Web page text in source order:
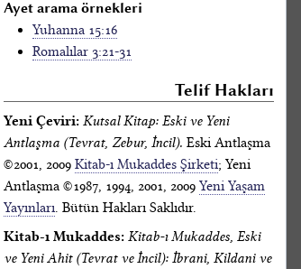
Ayet arama örnekleri
Yuhanna 15:16
Romalılar 3:21-31
Telif Hakları
Yeni Çeviri: Kutsal Kitap: Eski ve Yeni
Antlaşma (Tevrat, Zebur, İncil). Eski Antlaşma
©2001, 2009 Kitab-ı Mukaddes Şirketi; Yeni
Antlaşma ©1987, 1994, 2001, 2009 Yeni Yaşam
Yayınları. Bütün Hakları Saklıdır.
Kitab-ı Mukaddes: Kitab-ı Mukaddes, Eski
ve Yeni Ahit (Tevrat ve İncil): İbrani, Kildani ve